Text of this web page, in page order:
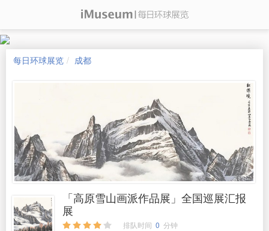
每日环球展览 成都
「高原雪山画派作品展」全国巡展汇报
展
排队时间 0 分钟